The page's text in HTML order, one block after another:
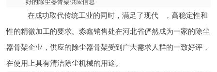
好的除尘器骨架供应信息
在成功取代传统工业的同时，满足了现代 ，高稳定性和
性的精微加工的要求。淼鑫销售处在河北省俨然成为一家的除尘
器骨架企业，供应的除尘器骨架受到广大需求人群的一致好评，
在使用上具有清洁除尘机械的用途。